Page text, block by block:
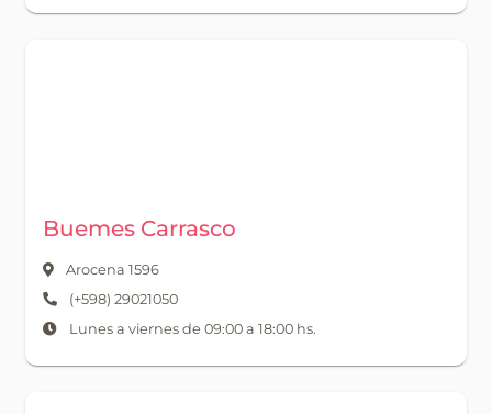
Buemes Carrasco
Arocena 1596
(+598) 29021050
Lunes a viernes de 09:00 a 18:00 hs.